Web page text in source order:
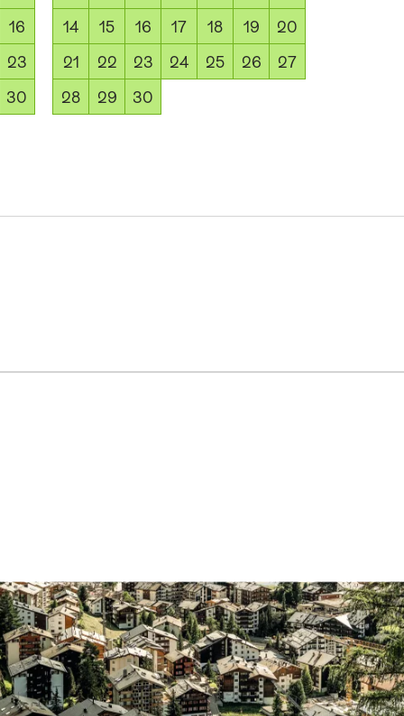
16
23
30
14
15 16 17 18 19
20
21
22 23 24 25 26
27
28
29 30